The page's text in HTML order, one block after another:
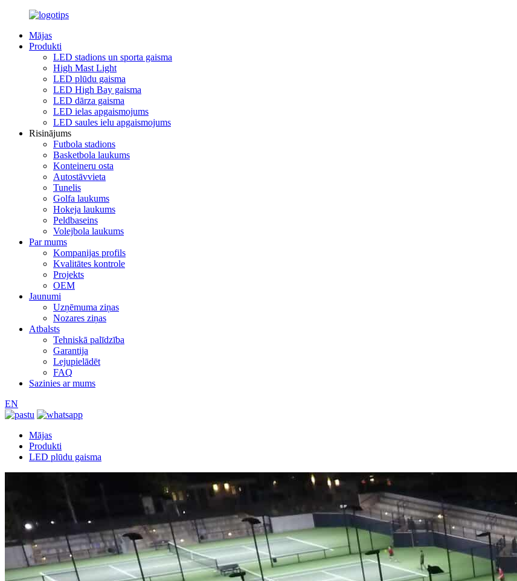
Mājas
Produkti
LED stadions un sporta gaisma
High Mast Light
LED plūdu gaisma
LED High Bay gaisma
LED dārza gaisma
LED ielas apgaismojums
LED saules ielu apgaismojums
Risinājums
Futbola stadions
Basketbola laukums
Konteineru osta
Autostāvvieta
Tunelis
Golfa laukums
Hokeja laukums
Peldbaseins
Volejbola laukums
Par mums
Kompanijas profils
Kvalitātes kontrole
Projekts
OEM
Jaunumi
Uzņēmuma ziņas
Nozares ziņas
Atbalsts
Tehniskā palīdzība
Garantija
Lejupielādēt
FAQ
Sazinies ar mums
EN
Mājas
Produkti
LED plūdu gaisma